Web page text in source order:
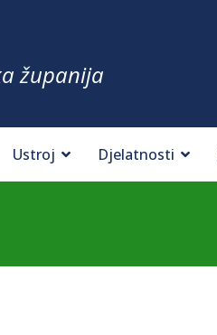
županija
Ustroj Djelatnosti